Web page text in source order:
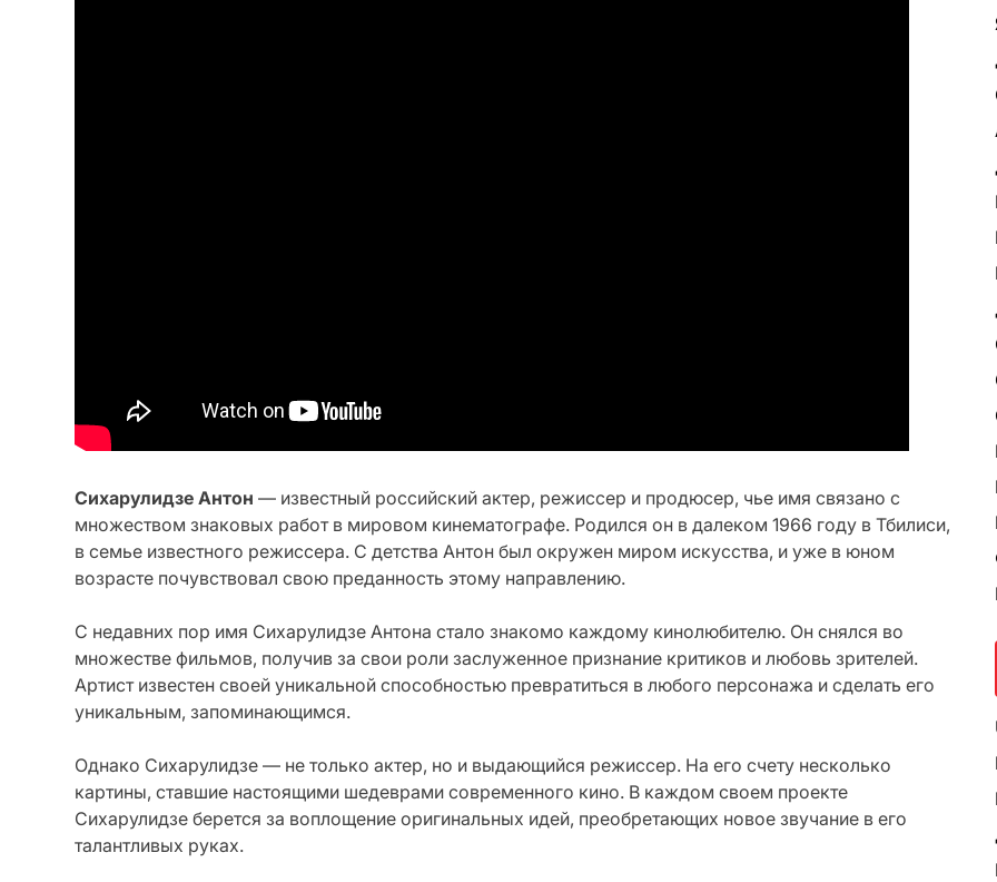
Сихарулидзе Антон — известный российский актер, режиссер и продюсер, чье имя связано с
множеством знаковых работ в мировом кинематографе. Родился он в далеком 1966 году в Тбилиси,
в семье известного режиссера. С детства Антон был окружен миром искусства, и уже в юном
возрасте почувствовал свою преданность этому направлению.
С недавних пор имя Сихарулидзе Антона стало знакомо каждому кинолюбителю. Он снялся во
множестве фильмов, получив за свои роли заслуженное признание критиков и любовь зрителей.
Артист известен своей уникальной способностью превратиться в любого персонажа и сделать его
уникальным, запоминающимся.
Однако Сихарулидзе — не только актер, но и выдающийся режиссер. На его счету несколько
картины, ставшие настоящими шедеврами современного кино. В каждом своем проекте
Сихарулидзе берется за воплощение оригинальных идей, преобретающих новое звучание в его
талантливых руках.